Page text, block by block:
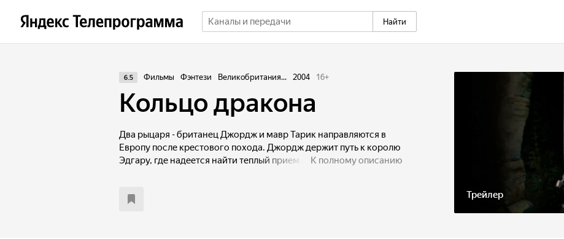
Найти
Трейлер
6.5 Фильмы Фэнтези Великобритания... 2004 16+
Кольцо дракона
Два рыцаря - британец Джордж и мавр Тарик направляются в
Европу после крестового похода. Джордж держит путь к королю
Эдгару, где надеется найти теплый прием. Он приезжает в
Он не догадывается, какие удивительные приключения ждут его.
К полному описанию